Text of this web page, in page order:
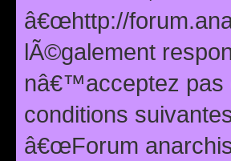
â€œhttp://
lÃ©galement
nâ€™acceptez pas
conditions
â€œForum